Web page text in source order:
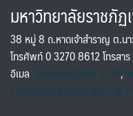
มหาวิทยาลัยราชภัฏ
38 หมู่ 8 ถ.หาดเจ้าสำราญ ต.น
โทรศัพท์ 0 3270 8612 โทรสา
อีเมล saraban@pbru.ac.th,